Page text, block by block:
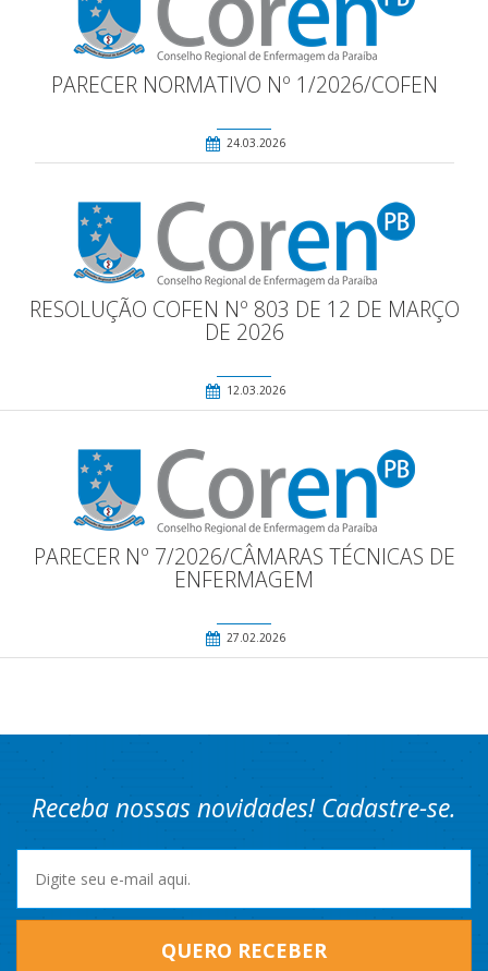
PARECER NORMATIVO Nº 1/2026/COFEN
24.03.2026
RESOLUÇÃO COFEN Nº 803 DE 12 DE MARÇO
DE 2026
12.03.2026
PARECER Nº 7/2026/CÂMARAS TÉCNICAS DE
ENFERMAGEM
27.02.2026
Receba nossas novidades! Cadastre-se.
QUERO RECEBER